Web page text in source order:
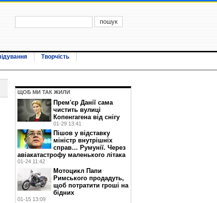
Творчість
ЩОБ МИ ТАК ЖИЛИ
Прем'єр Данії сама
чистить вулиці
Копенгагена від снігу
01-29 13:41
Пішов у відставку
міністр внутрішніх
справ… Румунії. Через
авіакатастрофу маленького літака
01-24 11:42
Мотоцикл Папи
Римського продадуть,
щоб потратити гроші на
бідних
01-15 13:09